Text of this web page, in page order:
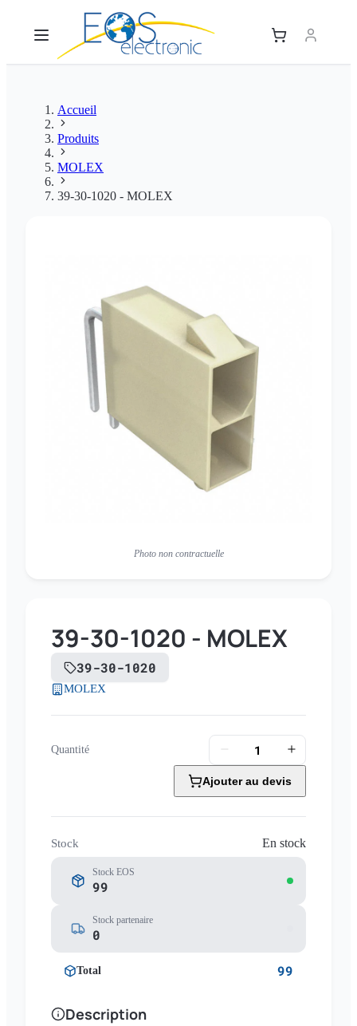
Accueil
Produits
MOLEX
39-30-1020 - MOLEX
Photo non contractuelle
39-30-1020 - MOLEX
39-30-1020
MOLEX
Quantité
Ajouter au devis
Stock En stock
Stock EOS
99
Stock partenaire
0
Total 99
Description